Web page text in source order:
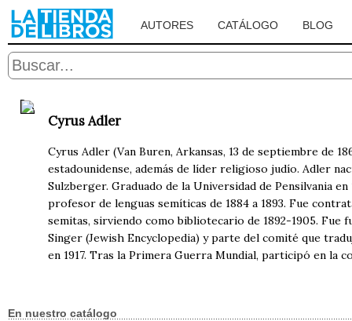
AUTORES CATÁLOGO BLOG
Cyrus Adler
Cyrus Adler (Van Buren, Arkansas, 13 de septiembre de
estadounidense, además de líder religioso judío. Adler
Sulzberger.​ Graduado de la Universidad de Pensilvania
profesor de lenguas semíticas de 1884 a 1893. Fue
semitas, sirviendo como bibliotecario de 1892-1905. Fue
Singer (Jewish Encyclopedia) y parte del comité que
en 1917. Tras la Primera Guerra Mundial, participó en la
En nuestro catálogo